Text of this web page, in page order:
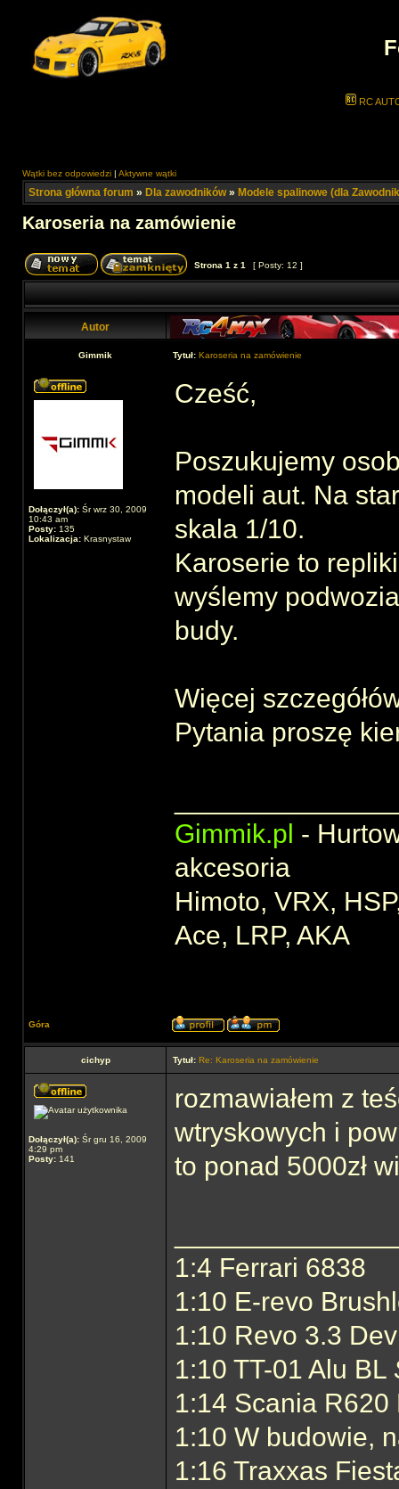
RC
Wątki bez odpowiedzi | Aktywne wątki
Strona główna forum » Dla zawodników» Modele spalinowe (dla
Karoseria na zamówienie
Strona 1 z 1 [ Posty: 12 ]
Autor
Gimmik Tytuł: Karoseria na zamówienie
Dołączył(a): Śr wrz 30, 2009
10:43 am
Posty: 135
Lokalizacja: Krasnystaw
Cześć,
Poszukujemy
modeli aut. Na
skala 1/10.
Karoserie to
wyślemy
budy.
Więcej
Pytania proszę
Gimmik.pl -
akcesoria
Himoto, VRX,
Ace, LRP, AKA
Góra
cichyp Tytuł: Re: Karoseria na zamówienie
Dołączył(a): Śr gru 16, 2009
4:29 pm
Posty: 141
rozmawiałem z
wtryskowych i
to ponad 5000zł
1:4 Ferrari 6838
1:10 E-revo
1:10 Revo 3.3
1:10 TT-01 Alu BL
1:14 Scania
1:10 W budowie,
1:16 Traxxas